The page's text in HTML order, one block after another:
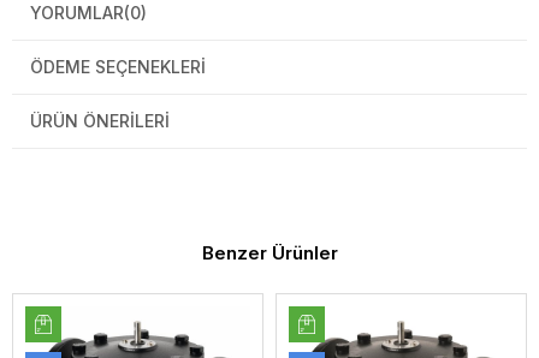
YORUMLAR(0)
ÖDEME SEÇENEKLERI
ÜRÜN ÖNERILERI
Benzer Ürünler